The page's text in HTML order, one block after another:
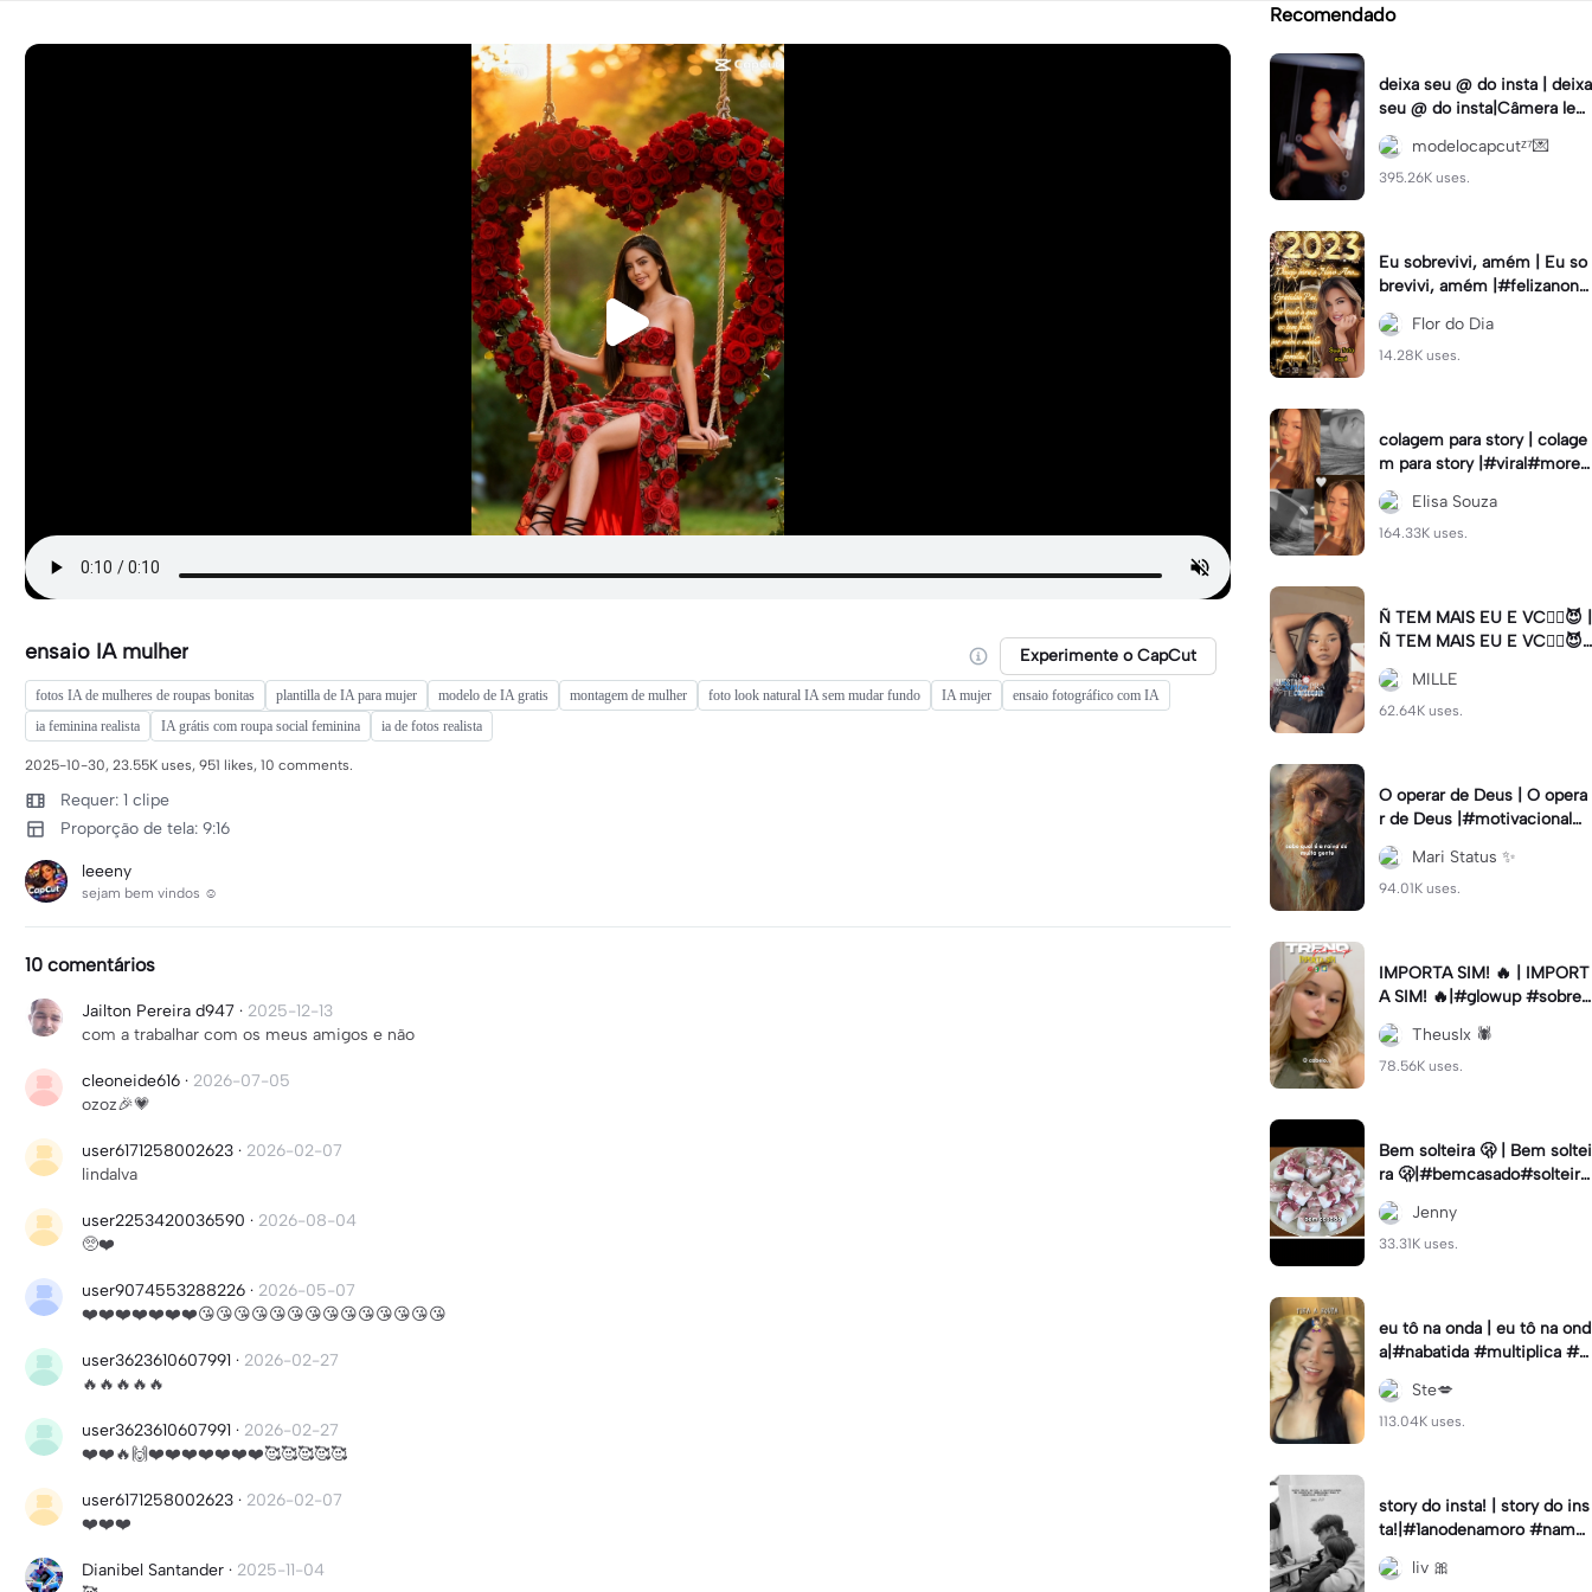
ensaio IA mulher Experimente o CapCut
fotos IA de mulheres de roupas bonitas plantilla de IA para mujer modelo de IA gratis montagem de mulher foto look natural IA sem mudar fundo IA mujer
ensaio fotográfico com IA
ia feminina realista
IA grátis com roupa social feminina ia de fotos realista
2025-10-30, 23.55K uses, 951 likes, 10 comments.
Requer: 1 clipe
Proporção de tela: 9:16
leeeny
sejam bem vindos ☺️
10 comentários
Jailton Pereira d947 · 2025-12-13
com a trabalhar com os meus amigos e não
cleoneide616 · 2026-07-05
ozoz🎉💗
user6171258002623 · 2026-02-07
lindalva
user2253420036590 · 2026-08-04
🥺❤️
user9074553288226 · 2026-05-07
❤️❤️❤️❤️❤️❤️❤️😘😘😘😘😘😘😘😘😘😘😘😘😘😘
user3623610607991 · 2026-02-27
🔥🔥🔥🔥🔥
user3623610607991 · 2026-02-27
❤️❤️🔥🙌❤️❤️❤️❤️❤️❤️❤️🥰🥰🥰🥰🥰
user6171258002623 · 2026-02-07
❤️❤️❤️
Dianibel Santander · 2025-11-04
Recomendado
deixa seu @ do insta | deixa
seu @ do insta|Câmera lent
a #fyp #viral #trend #fyp
ツ⁠
modelocapcutᶻ⁷💌
395.26K uses.
Eu sobrevivi, amém | Eu so
brevivi, amém |#felizanono
#feliz2023
Flor do Dia
14.28K uses.
colagem para story | colage
m para story |#viral#moren
a#instastory#colagemdefo
tos#instaElisa Souza
164.33K uses.
Ñ TEM MAIS EU E VC😮‍💨😈 |
Ñ TEM MAIS EU E VC😮‍💨😈|
#naotemmaiseuevc #letras
dinamica #slow
MILLE
62.64K uses.
O operar de Deus | O opera
r de Deus |#motivacional#
deus#cristao#fe#viral
Mari Status ✨️
94.01K uses.
IMPORTA SIM! 🔥 | IMPORT
A SIM! 🔥|#glowup #sobre
mim #viralcut #importasi
m ✨ Theuslx 🕷️
78.56K uses.
Bem solteira 🫢 | Bem soltei
ra 🫢|#bemcasado#solteira
#trendtiktok#i5#viral
Jenny
33.31K uses.
eu tô na onda | eu tô na ond
a|#nabatida #multiplica #e
feitos #efeitoscapcut #vira
lcut
Ste💋
113.04K uses.
story do insta! | story do ins
ta!|#1anodenamoro #namor
o #storynamorados
liv 🎀